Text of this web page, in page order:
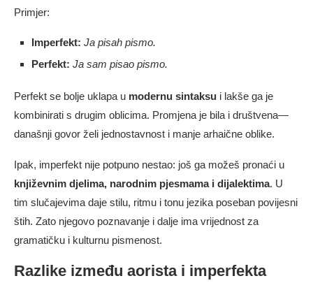
Primjer:
Imperfekt: Ja pisah pismo.
Perfekt: Ja sam pisao pismo.
Perfekt se bolje uklapa u modernu sintaksu i lakše ga je
kombinirati s drugim oblicima. Promjena je bila i društvena—
današnji govor želi jednostavnost i manje arhaične oblike.
Ipak, imperfekt nije potpuno nestao: još ga možeš pronaći u
književnim djelima, narodnim pjesmama i dijalektima. U
tim slučajevima daje stilu, ritmu i tonu jezika poseban povijesni
štih. Zato njegovo poznavanje i dalje ima vrijednost za
gramatičku i kulturnu pismenost.
Razlike između aorista i imperfekta